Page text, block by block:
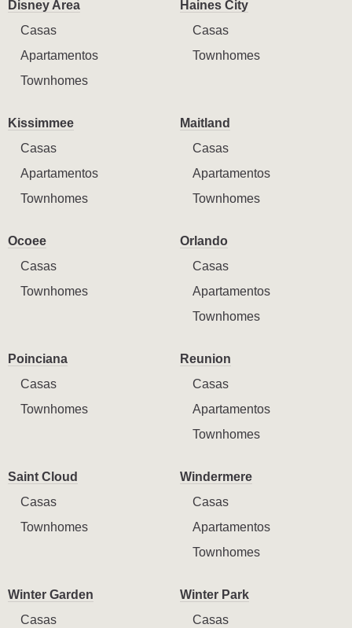
Disney Area
Casas
Apartamentos
Townhomes
Haines City
Casas
Townhomes
Kissimmee
Casas
Apartamentos
Townhomes
Maitland
Casas
Apartamentos
Townhomes
Ocoee
Casas
Townhomes
Orlando
Casas
Apartamentos
Townhomes
Poinciana
Casas
Townhomes
Reunion
Casas
Apartamentos
Townhomes
Saint Cloud
Casas
Townhomes
Windermere
Casas
Apartamentos
Townhomes
Winter Garden
Casas
Winter Park
Casas